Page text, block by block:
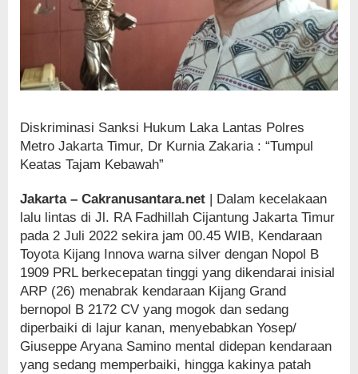
Diskriminasi Sanksi Hukum Laka Lantas Polres
Metro Jakarta Timur, Dr Kurnia Zakaria : “Tumpul
Keatas Tajam Kebawah”
Jakarta – Cakranusantara.net | Dalam kecelakaan
lalu lintas di Jl. RA Fadhillah Cijantung Jakarta Timur
pada 2 Juli 2022 sekira jam 00.45 WIB, Kendaraan
Toyota Kijang Innova warna silver dengan Nopol B
1909 PRL berkecepatan tinggi yang dikendarai inisial
ARP (26) menabrak kendaraan Kijang Grand
bernopol B 2172 CV yang mogok dan sedang
diperbaiki di lajur kanan, menyebabkan Yosep/
Giuseppe Aryana Samino mental didepan kendaraan
yang sedang memperbaiki, hingga kakinya patah